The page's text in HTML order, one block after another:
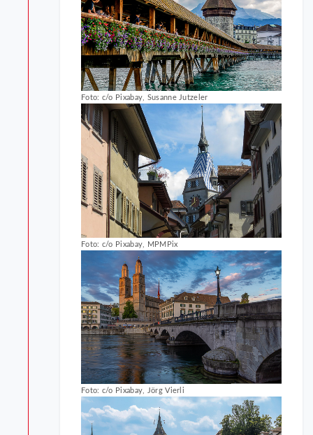
Foto: c/o Pixabay, Susanne Jutzeler
Foto: c/o Pixabay, MPMPix
Foto: c/o Pixabay, Jörg Vierli